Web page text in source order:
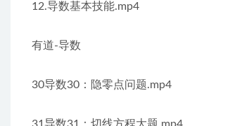
12.导数基本技能.mp4
有道-导数
30导数30：隐零点问题.mp4